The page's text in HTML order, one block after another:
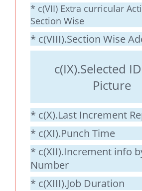
* c(VII) Extra curricular
Section Wise
* c(VIII).Section Wise
c(IX).Selected
Picture
* c(X).Last Increment
* c(XI).Punch Time
* c(XII).Increment info
Number
* c(XIII).Job Duration